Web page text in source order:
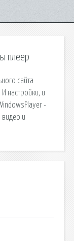
плеер
сайта
настройки, и
-
и